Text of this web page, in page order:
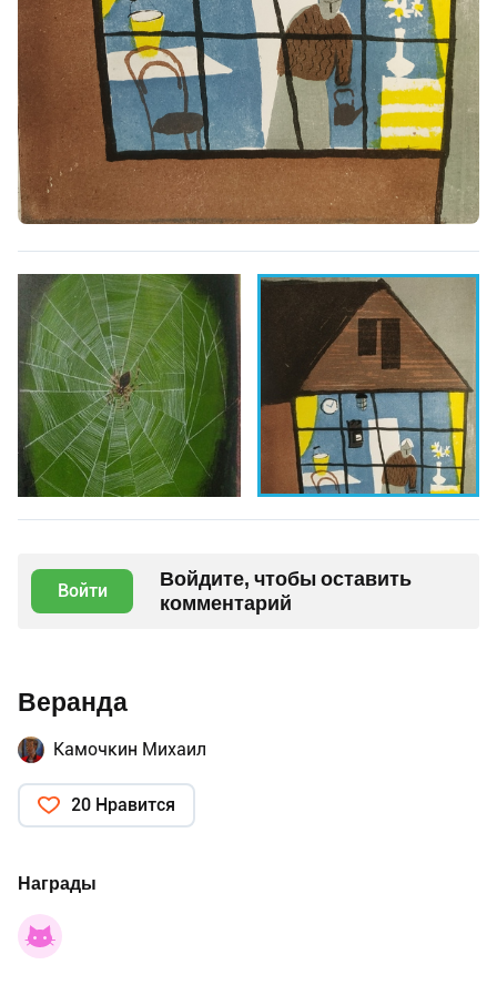
Войти
Войдите, чтобы оставить
комментарий
Веранда
Камочкин Михаил
20 Нравится
Награды